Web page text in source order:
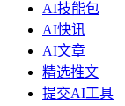
AI技能包
AI快讯
AI文章
精选推文
提交AI工具